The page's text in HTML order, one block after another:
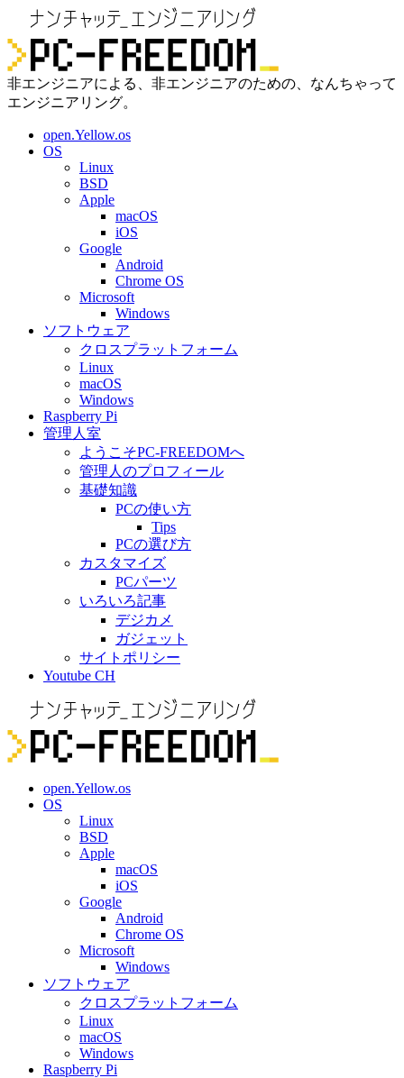
非エンジニアによる、非エンジニアのための、なんちゃって
エンジニアリング。
open.Yellow.os
OS
Linux
BSD
Apple
macOS
iOS
Google
Android
Chrome OS
Microsoft
Windows
ソフトウェア
クロスプラットフォーム
Linux
macOS
Windows
Raspberry Pi
管理人室
ようこそPC-FREEDOMへ
管理人のプロフィール
基礎知識
PCの使い方
Tips
PCの選び方
カスタマイズ
PCパーツ
いろいろ記事
デジカメ
ガジェット
サイトポリシー
Youtube CH
open.Yellow.os
OS
Linux
BSD
Apple
macOS
iOS
Google
Android
Chrome OS
Microsoft
Windows
ソフトウェア
クロスプラットフォーム
Linux
macOS
Windows
Raspberry Pi